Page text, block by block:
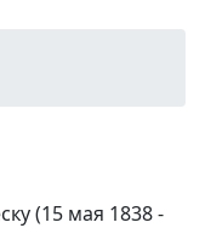
(15 мая 1838 -